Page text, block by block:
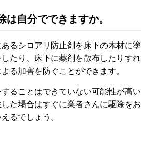
自分でできますか。
るシロアリ防止剤を床下の木材に塗
たり、床下に薬剤を散布したりすれ
る加害を防ぐことができます。
ることはできていない可能性が高い
た場合はすぐに業者さんに駆除をお
るでしょう。